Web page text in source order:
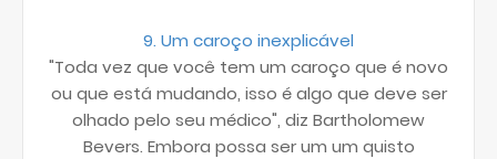
9. Um caroço inexplicável
"Toda vez que você tem um caroço que é novo
ou que está mudando, isso é algo que deve ser
olhado pelo seu médico", diz Bartholomew
Bevers. Embora possa ser um um quisto